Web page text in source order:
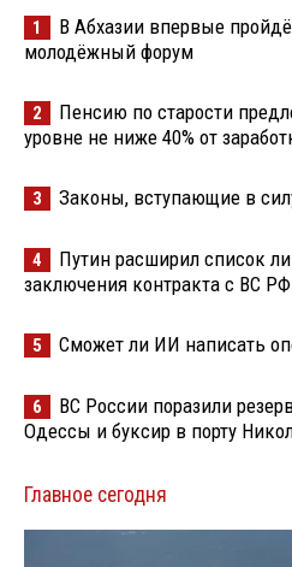
1
В Абхазии впервые
молодёжный форум
2
Пенсию по старости
уровне не ниже 40% от
3 Законы, вступающие в
4
Путин расширил список
заключения контракта с ВС РФ
5 Сможет ли ИИ написать
6
ВС России поразили
Одессы и буксир в порту
Главное сегодня